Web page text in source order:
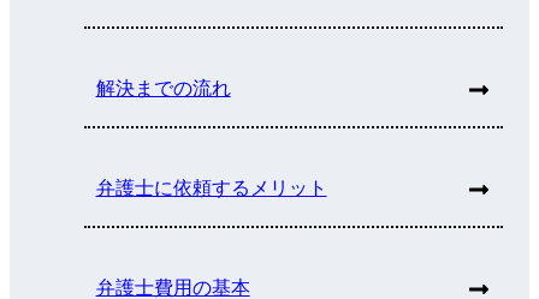
解決までの流れ
弁護士に依頼するメリット
弁護士費用の基本